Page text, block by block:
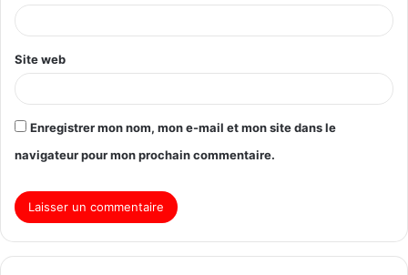
Site web
Enregistrer mon nom, mon e-mail et mon site dans le
navigateur pour mon prochain commentaire.